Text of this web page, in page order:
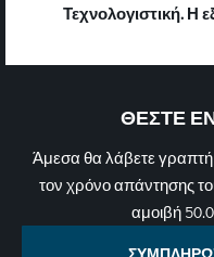
Τεχνολογιστική. Η
ΘΕΣΤΕ
Άμεσα θα λάβετε γραπτή
τον χρόνο απάντησης
αμοιβή